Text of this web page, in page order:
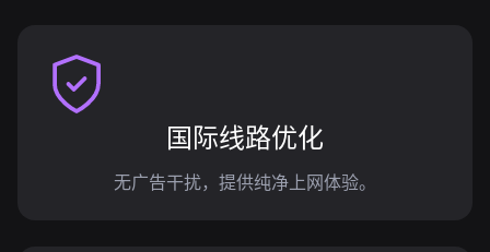
国际线路优化
无广告干扰，提供纯净上网体验。